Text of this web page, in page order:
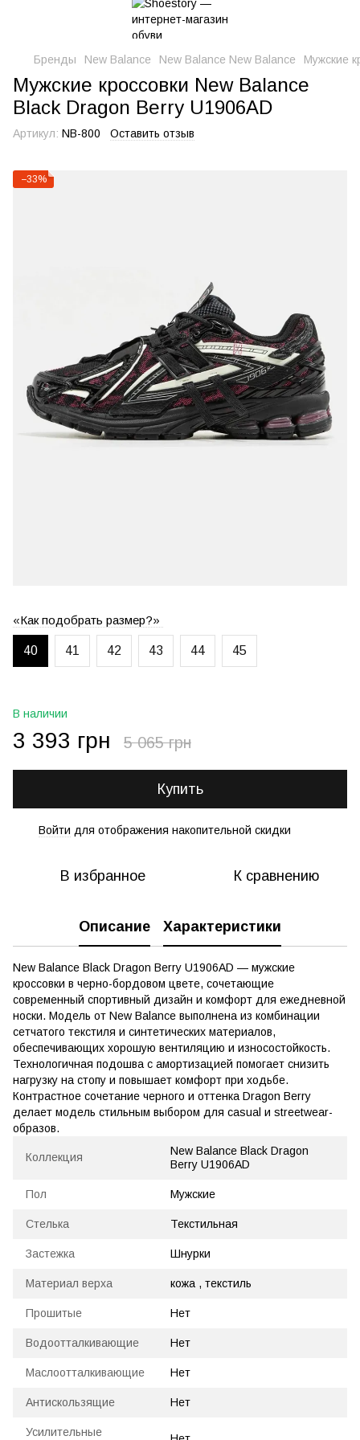
Бренды New Balance New Balance New Balance Мужские
Мужские кроссовки New Balance
Black Dragon Berry U1906AD
Артикул: NB-800 Оставить отзыв
−33%
«Как подобрать размер?»
40 41 42 43 44 45
В наличии
3 393 грн 5 065 грн
Купить
Войти для отображения накопительной скидки
В избранное К сравнению
Описание Характеристики
New Balance Black Dragon Berry U1906AD — мужские
кроссовки в черно-бордовом цвете, сочетающие
современный спортивный дизайн и комфорт для ежедневной
носки. Модель от New Balance выполнена из комбинации
сетчатого текстиля и синтетических материалов,
обеспечивающих хорошую вентиляцию и износостойкость.
Технологичная подошва с амортизацией помогает снизить
нагрузку на стопу и повышает комфорт при ходьбе.
Контрастное сочетание черного и оттенка Dragon Berry
делает модель стильным выбором для casual и streetwear-
образов.
Коллекция
New Balance Black Dragon
Berry U1906AD
Пол Мужские
Стелька Текстильная
Застежка Шнурки
Материал верха кожа , текстиль
Прошитые Нет
Водоотталкивающие Нет
Маслоотталкивающие Нет
Антискользящие Нет
Усилительные